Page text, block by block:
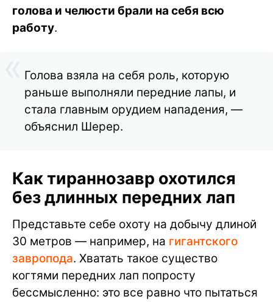
голова и челюсти брали на себя всю
работу.
Голова взяла на себя роль, которую
раньше выполняли передние лапы, и
стала главным орудием нападения, —
объяснил Шерер.
Как тираннозавр охотился
без длинных передних лап
Представьте себе охоту на добычу длиной
30 метров — например, на гигантского
завропода. Хватать такое существо
когтями передних лап попросту
бессмысленно: это все равно что пытаться